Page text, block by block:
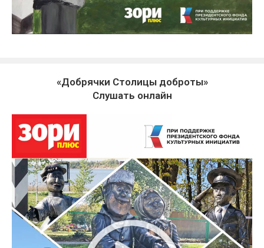
«Добрячки Столицы доброты»
Слушать онлайн